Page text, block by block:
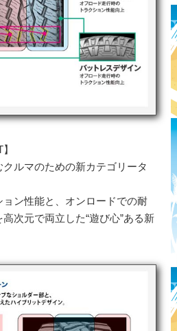
ルマのための新カテゴリータ
ン性能と、オンロードでの耐
次元で両立した“遊び心”ある新